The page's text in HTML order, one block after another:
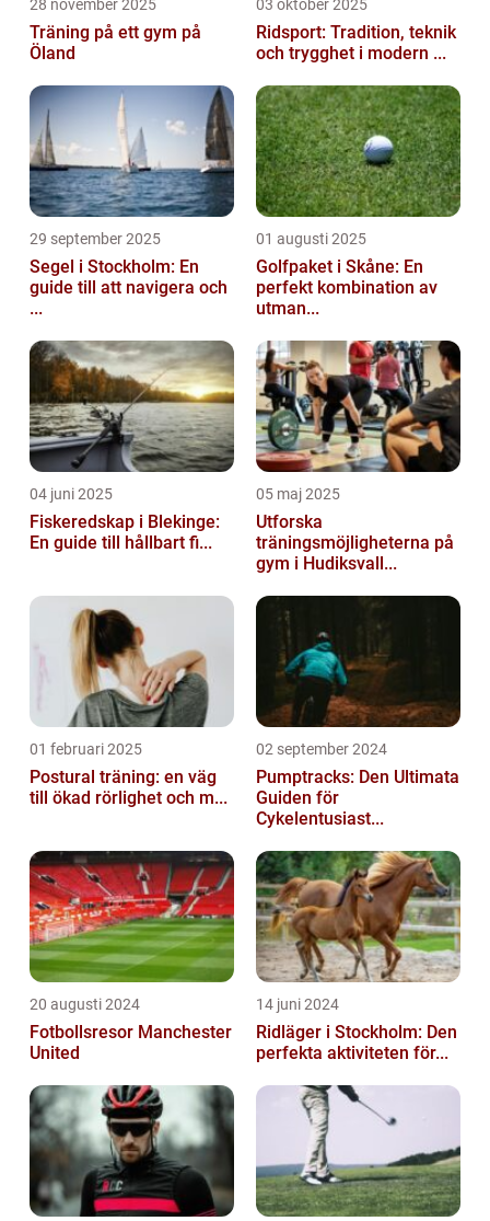
28 november 2025
Träning på ett gym på
Öland
03 oktober 2025
Ridsport: Tradition, teknik
och trygghet i modern ...
29 september 2025
Segel i Stockholm: En
guide till att navigera och
...
01 augusti 2025
Golfpaket i Skåne: En
perfekt kombination av
utman...
04 juni 2025
Fiskeredskap i Blekinge:
En guide till hållbart fi...
05 maj 2025
Utforska
träningsmöjligheterna på
gym i Hudiksvall...
01 februari 2025
Postural träning: en väg
till ökad rörlighet och m...
02 september 2024
Pumptracks: Den Ultimata
Guiden för
Cykelentusiast...
20 augusti 2024
Fotbollsresor Manchester
United
14 juni 2024
Ridläger i Stockholm: Den
perfekta aktiviteten för...